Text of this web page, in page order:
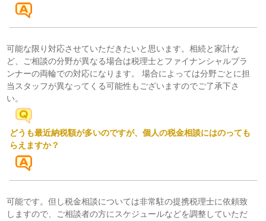
可能な限り対応させていただきたいと思います。相続と家計な
ど、ご相談の分野が異なる場合は税理士とファイナンシャルプラ
ンナーの両輪での対応になります。 場合によっては分野ごとに担
当スタッフが異なってくる可能性もございますのでご了承下さ
い。
どうも最近納税額が多いのですが、個人の税金相談にはのっても
らえますか？
可能です。但し税金相談については非常駐の提携税理士に依頼致
しますので、ご相談者の方にスケジュールなどを調整していただ